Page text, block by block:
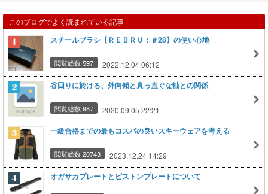
このブログでよく読まれている記事
スチールブラシ【ＲＥＢＲＵ：＃28】の使い心地
閲覧総数 597 2022.12.04 06:12
谷回りに於ける、外向傾と真っ直ぐな軸との関係
閲覧総数 987 2020.09.05 22:21
一級合格までの最もコスパの良いスキーウェアを考える
閲覧総数 20743 2023.12.24 14:29
オガサカプレートとピストンプレートについて